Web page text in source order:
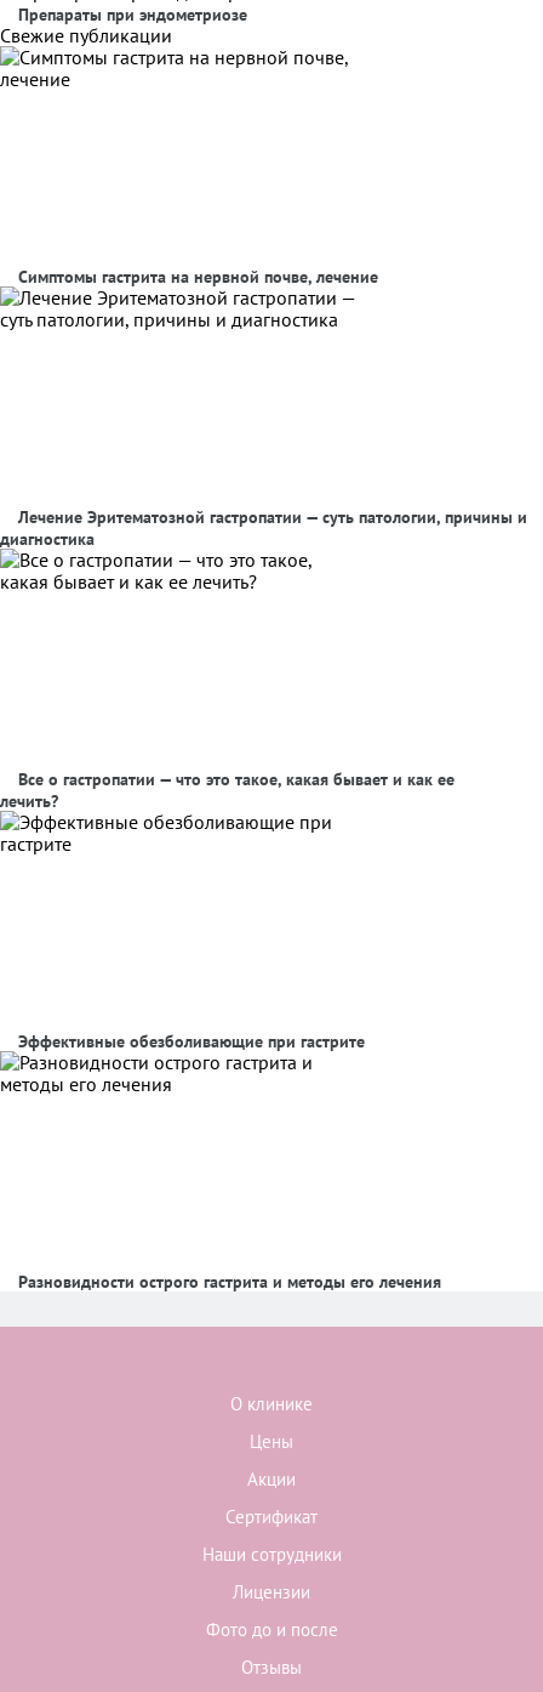
Препараты при эндометриозе
Свежие публикации
Симптомы гастрита на нервной почве, лечение
Лечение Эритематозной гастропатии — суть патологии, причины и
диагностика
Все о гастропатии — что это такое, какая бывает и как ее
лечить?
Эффективные обезболивающие при гастрите
Разновидности острого гастрита и методы его лечения
О клинике
Цены
Акции
Сертификат
Наши сотрудники
Лицензии
Фото до и после
Отзывы